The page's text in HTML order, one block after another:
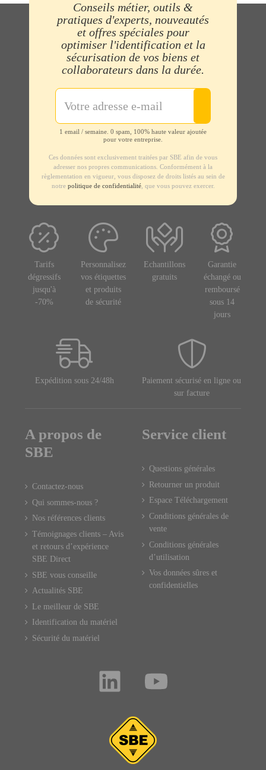
Conseils métier, outils &
pratiques d'experts, nouveautés
et offres spéciales pour
optimiser l'identification et la
sécurisation de vos biens et
collaborateurs dans la durée.
1 email / semaine. 0 spam, 100% haute valeur ajoutée
pour votre entreprise.
Ces données sont exclusivement traitées par SBE afin de vous
adresser nos propres communications. Conformément à la
règlementation en vigueur, vous disposez de droits listés au sein de
notre politique de confidentialité, que vous pouvez exercer.
Tarifs
dégressifs
jusqu'à
-70%
Personnalisez
vos étiquettes
et produits
de sécurité
Echantillons
gratuits
Garantie
échangé ou
remboursé
sous 14
jours
Expédition sous 24/48h
Paiement sécurisé en ligne ou
sur facture
A propos de
SBE
Contactez-nous
Qui sommes-nous ?
Nos références clients
Témoignages clients – Avis
et retours d’expérience
SBE Direct
SBE vous conseille
Actualités SBE
Le meilleur de SBE
Identification du matériel
Sécurité du matériel
Service client
Questions générales
Retourner un produit
Espace Téléchargement
Conditions générales de
vente
Conditions générales
d’utilisation
Vos données sûres et
confidentielles